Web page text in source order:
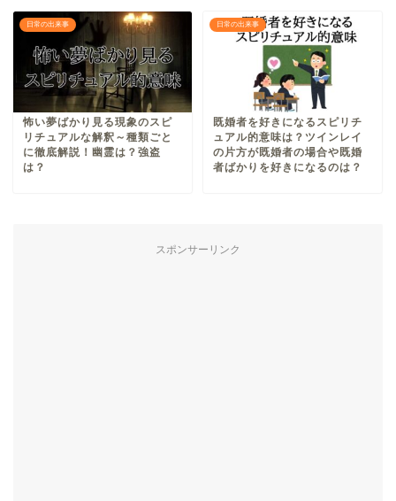
日常の出来事
怖い夢ばかり見る現象のスピ
リチュアルな解釈～種類ごと
に徹底解説！幽霊は？強盗
は？
日常の出来事
既婚者を好きになるスピリチ
ュアル的意味は？ツインレイ
の片方が既婚者の場合や既婚
者ばかりを好きになるのは？
スポンサーリンク